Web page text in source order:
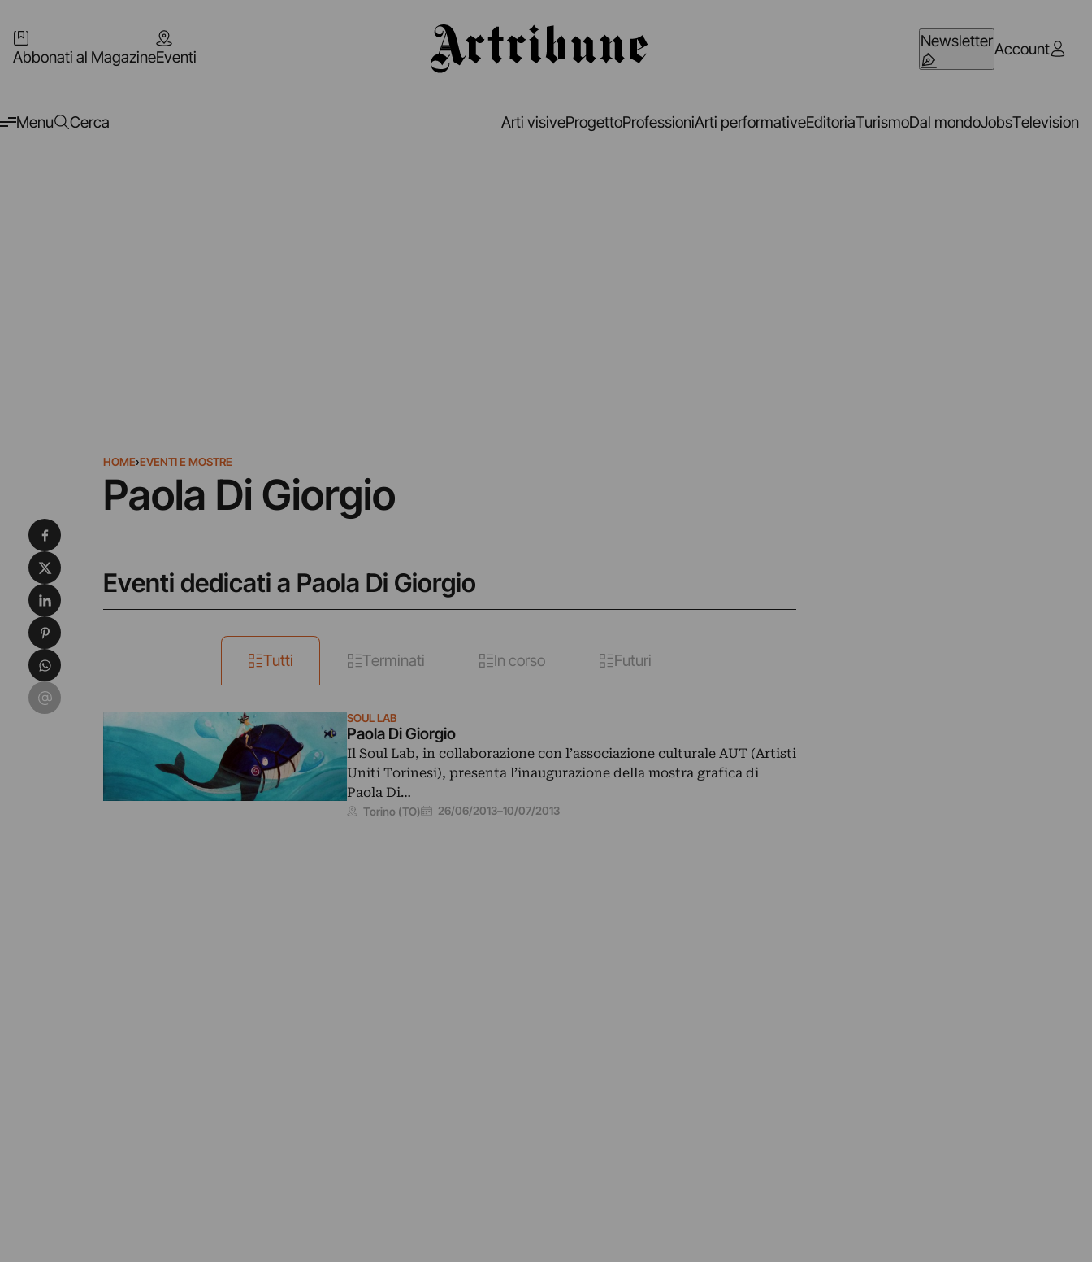
Abbonati al MagazineEventi
NewsletterAccount
Menu Cerca Arti visiveProgettoProfessioniArti performativeEditoriaTurismoDal mondoJobsTelevision
HOME›EVENTI E MOSTRE
Paola Di Giorgio
Eventi dedicati a Paola Di Giorgio
Tutti Terminati In corso Futuri
SOUL LAB
Paola Di Giorgio
Il Soul Lab, in collaborazione con l’associazione culturale AUT (Artisti
Uniti Torinesi), presenta l’inaugurazione della mostra grafica di
Paola Di…
Torino (TO) 26/06/2013–10/07/2013
Condividi su Facebook
Condividi su X
Condividi su LinkedIn
Condividi su Pinterest
Condividi su WhatsApp
Condividi su Email